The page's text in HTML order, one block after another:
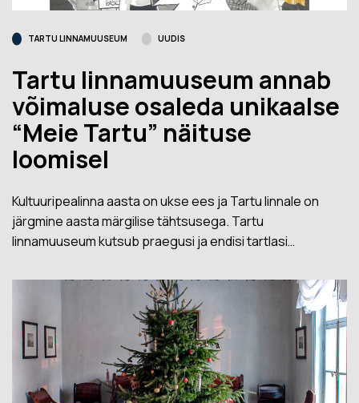
TARTU LINNAMUUSEUM UUDIS
Tartu linnamuuseum annab
võimaluse osaleda unikaalse
“Meie Tartu” näituse
loomisel
Kultuuripealinna aasta on ukse ees ja Tartu linnale on
järgmine aasta märgilise tähtsusega. Tartu
linnamuuseum kutsub praegusi ja endisi tartlasi…